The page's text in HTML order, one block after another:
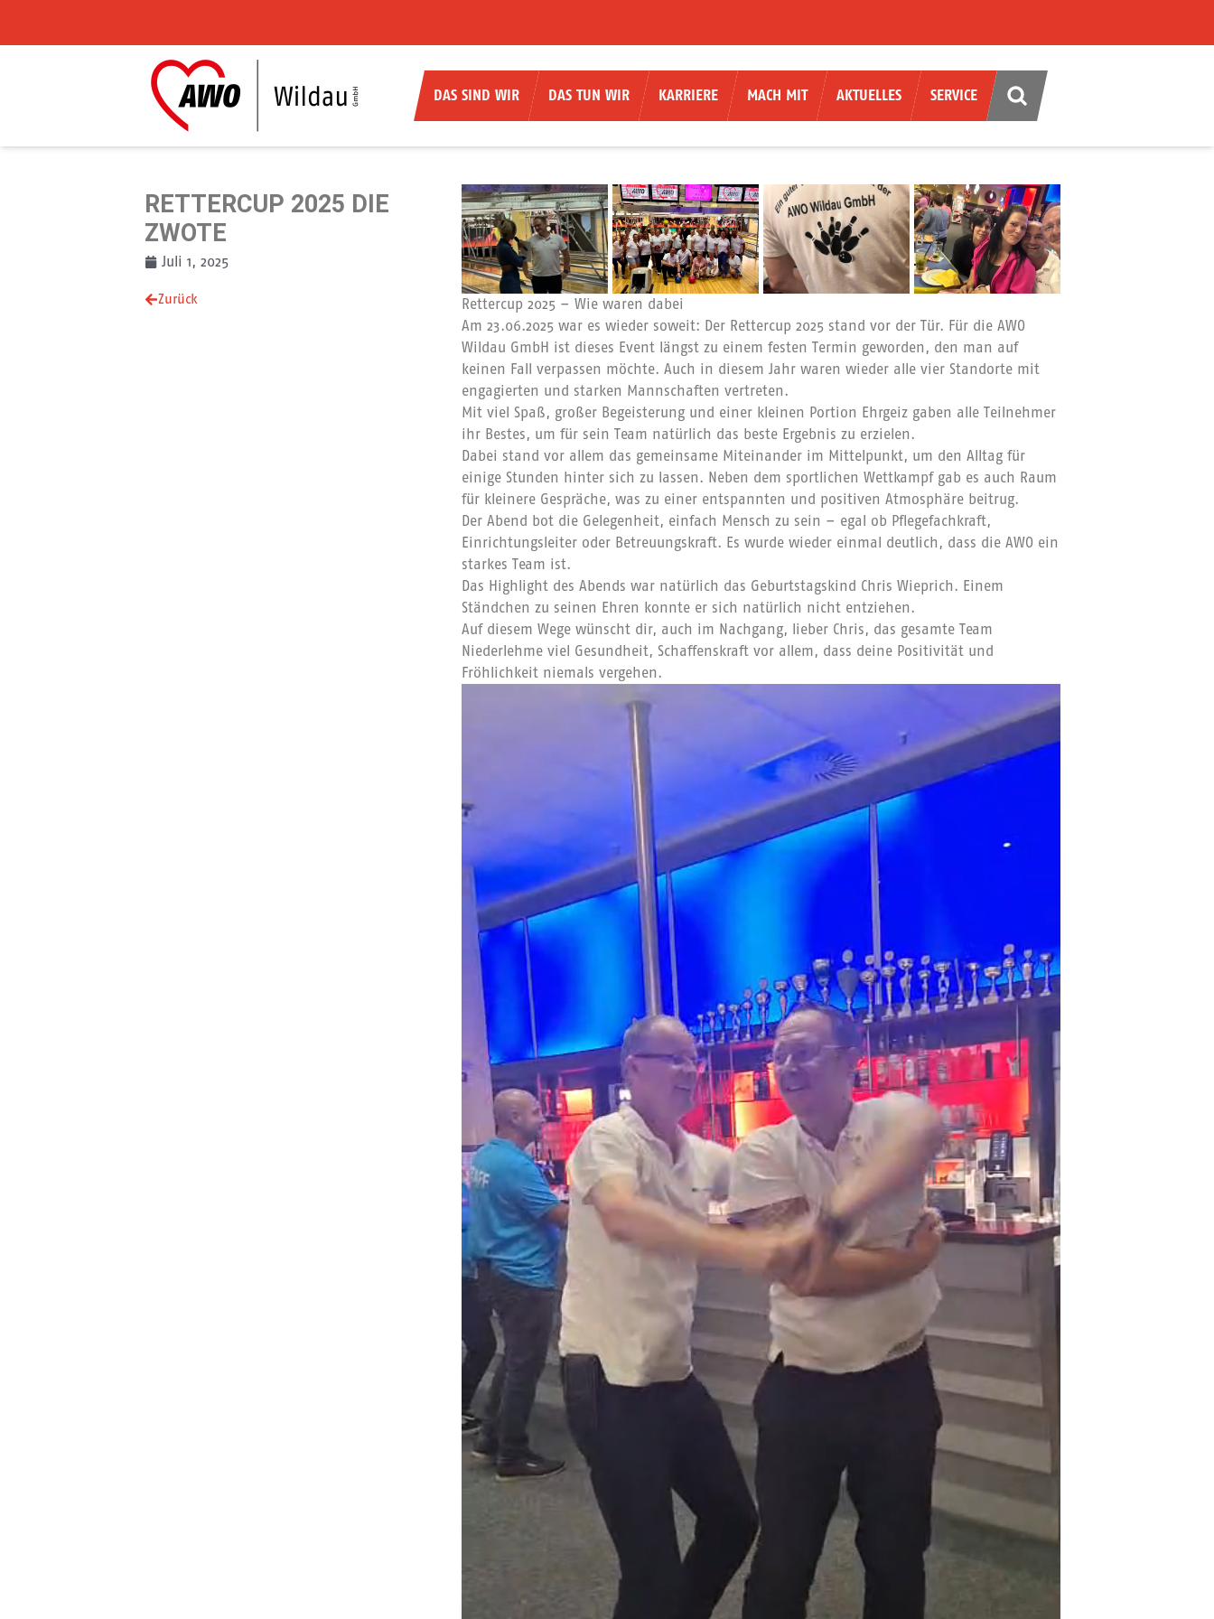
DAS SIND WIR DAS TUN WIR KARRIERE MACH MIT AKTUELLES SERVICE
RETTERCUP 2025 DIE
ZWOTE
Juli 1, 2025
Zurück
Rettercup 2025 – Wie waren dabei
Am 23.06.2025 war es wieder soweit: Der Rettercup 2025 stand vor der Tür. Für die AWO
Wildau GmbH ist dieses Event längst zu einem festen Termin geworden, den man auf
keinen Fall verpassen möchte. Auch in diesem Jahr waren wieder alle vier Standorte mit
engagierten und starken Mannschaften vertreten.
Mit viel Spaß, großer Begeisterung und einer kleinen Portion Ehrgeiz gaben alle Teilnehmer
ihr Bestes, um für sein Team natürlich das beste Ergebnis zu erzielen.
Dabei stand vor allem das gemeinsame Miteinander im Mittelpunkt, um den Alltag für
einige Stunden hinter sich zu lassen. Neben dem sportlichen Wettkampf gab es auch Raum
für kleinere Gespräche, was zu einer entspannten und positiven Atmosphäre beitrug.
Der Abend bot die Gelegenheit, einfach Mensch zu sein – egal ob Pflegefachkraft,
Einrichtungsleiter oder Betreuungskraft. Es wurde wieder einmal deutlich, dass die AWO ein
starkes Team ist.
Das Highlight des Abends war natürlich das Geburtstagskind Chris Wieprich. Einem
Ständchen zu seinen Ehren konnte er sich natürlich nicht entziehen.
Auf diesem Wege wünscht dir, auch im Nachgang, lieber Chris, das gesamte Team
Niederlehme viel Gesundheit, Schaffenskraft vor allem, dass deine Positivität und
Fröhlichkeit niemals vergehen.